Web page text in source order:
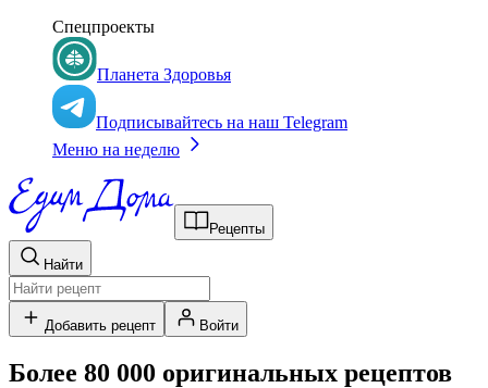
Спецпроекты
Планета Здоровья
Подписывайтесь на наш Telegram
Меню на неделю
Рецепты
Найти
Добавить рецепт Войти
Более 80 000 оригинальных рецептов